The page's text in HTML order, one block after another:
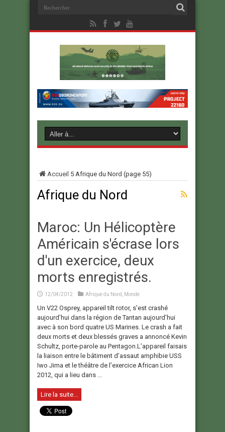
Accueil 5 Afrique du Nord (page 55)
Afrique du Nord
Maroc: Un Hélicoptère
Américain s'écrase lors
d'un exercice, deux
morts enregistrés.
12/04/2012 Afrique du Nord Monde
Un V22 Osprey, appareil tilt rotor, s’est crashé
aujourd’hui dans la région de Tantan aujourd’hui
avec à son bord quatre US Marines. Le crash a fait
deux morts et deux blessés graves a annoncé Kevin
Schultz, porte-parole au Pentagon.L’appareil faisais
la liaison entre le bâtiment d’assaut amphibie USS
Iwo Jima et le théâtre de l’exercice African Lion
2012, qui a lieu dans ...
Lire la suite...